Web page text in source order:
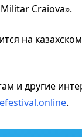
Craiova».
на
и другие
.